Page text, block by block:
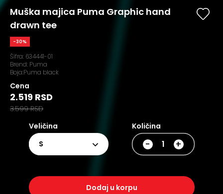
Muška majica Puma Graphic hand
drawn tee
-30%
Šifra: 634441-01
Brend: Puma
Boja:Puma black
Cena
2.519 RSD
3.599 RSD
Veličina
S
Količina
- +
dodaj u korpu